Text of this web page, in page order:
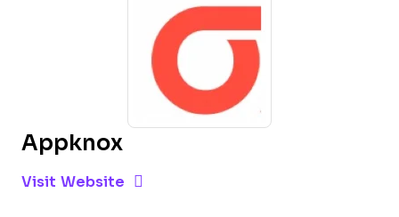
Appknox
Visit Website Opens New Window